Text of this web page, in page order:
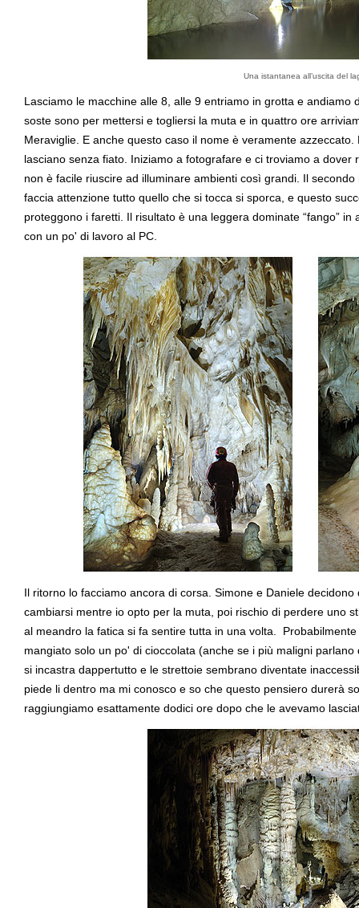
Una istantanea all’uscita del
Lasciamo le macchine alle 8, alle 9 entriamo in grotta e andiamo
soste sono per mettersi e togliersi la muta e in quattro ore
Meraviglie. E anche questo caso il nome è veramente
lasciano senza fiato. Iniziamo a fotografare e ci troviamo a
non è facile riuscire ad illuminare ambienti così grandi. Il
faccia attenzione tutto quello che si tocca si sporca, e questo
proteggono i faretti. Il risultato è una leggera dominate “fango”
con un po' di lavoro al PC.
Il ritorno lo facciamo ancora di corsa. Simone e Daniele
cambiarsi mentre io opto per la muta, poi rischio di perdere uno
al meandro la fatica si fa sentire tutta in una volta.
mangiato solo un po' di cioccolata (anche se i più maligni
si incastra dappertutto e le strettoie sembrano diventate
piede li dentro ma mi conosco e so che questo pensiero durerà
raggiungiamo esattamente dodici ore dopo che le avevamo